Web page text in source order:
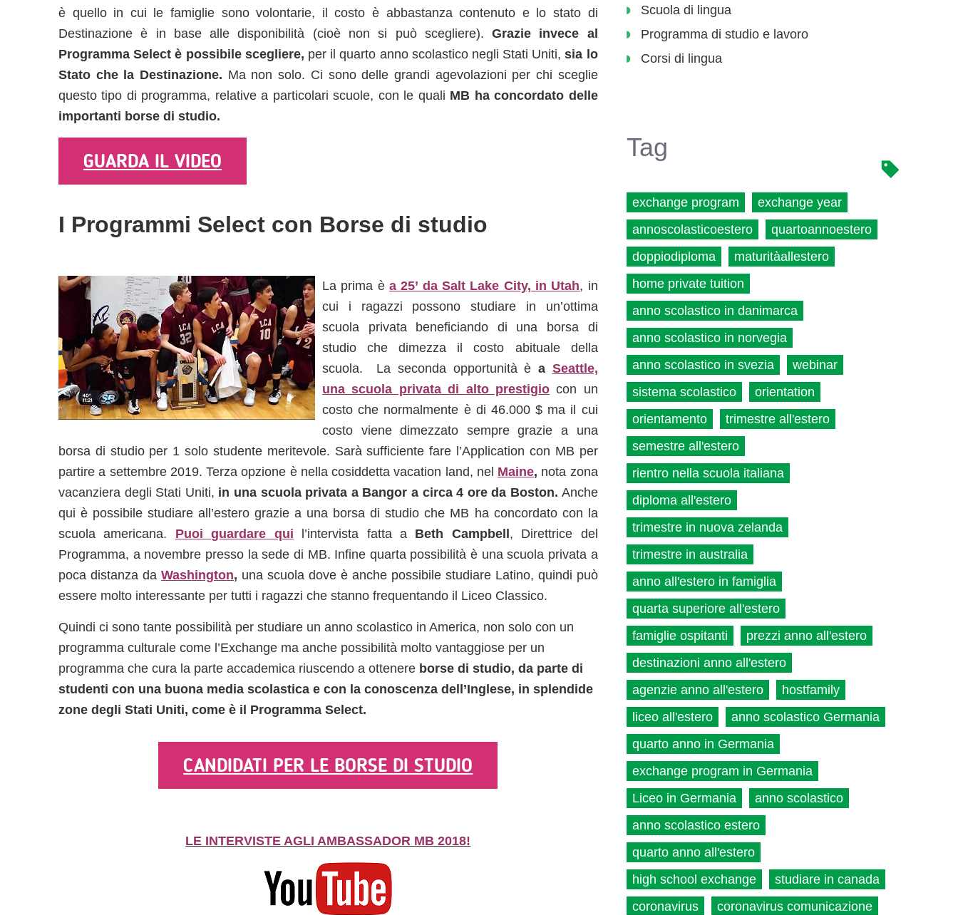
è quello in cui le famiglie sono volontarie, il costo è abbastanza contenuto e lo stato di
Destinazione è in base alle disponibilità (cioè non si può scegliere).Grazie invece al
Programma Select è possibile scegliere, per il quarto anno scolastico negli Stati Uniti,sia lo
Stato che la Destinazione. Ma non solo. Ci sono delle grandi agevolazioni per chi sceglie
questo tipo di programma, relative a particolari scuole, con le quali MB ha concordato delle
importanti borse di studio.
GUARDA IL VIDEO
I Programmi Select con Borse di studio
La prima è a 25’ da Salt Lake City, in Utah, in
cui i ragazzi possono studiare in un’ottima
scuola privata beneficiando di una borsa di
studio che dimezza il costo abituale della
scuola. La seconda opportunità è a Seattle,
una scuola privata di alto prestigiocon un
costo che normalmente è di 46.000 $ ma il cui
costo viene dimezzato sempre grazie a una
borsa di studio per 1 solo studente meritevole. Sarà sufficiente fare l’Application con MB per
partire a settembre 2019. Terza opzione è nella cosiddetta vacation land, nel Maine, nota zona
vacanziera degli Stati Uniti, in una scuola privata a Bangor a circa 4 ore da Boston. Anche
qui è possibile studiare all’estero grazie a una borsa di studio che MB ha concordato con la
scuola americana. Puoi guardare qui l’intervista fatta a Beth Campbell , Direttrice del
Programma, a novembre presso la sede di MB. Infine quarta possibilità è una scuola privata a
poca distanza da Washington, una scuola dove è anche possibile studiare Latino, quindi può
essere molto interessante per tutti i ragazzi che stanno frequentando il Liceo Classico.
Quindi ci sono tante possibilità per studiare un anno scolastico in America, non solo con un
programma culturale come l’Exchange ma anche possibilità molto vantaggiose per un
programma che cura la parte accademica riuscendo a ottenere borse di studio, da parte di
studenti con una buona media scolastica e con la conoscenza dell’Inglese, in splendide
zone degli Stati Uniti, come è il Programma Select.
CANDIDATI PER LE BORSE DI STUDIO
LE INTERVISTE AGLI AMBASSADOR MB 2018!
Scuola di lingua
Programma di studio e lavoro
Corsi di lingua
Tag
exchange program
exchange year
annoscolasticoestero
quartoannoestero
doppiodiploma
maturitàallestero
home private tuition
anno scolastico in danimarca
anno scolastico in norvegia
anno scolastico in svezia
webinar
sistema scolastico
orientation
orientamento
trimestre all'estero
semestre all'estero
rientro nella scuola italiana
diploma all'estero
trimestre in nuova zelanda
trimestre in australia
anno all'estero in famiglia
quarta superiore all'estero
famiglie ospitanti
prezzi anno all'estero
destinazioni anno all'estero
agenzie anno all'estero
hostfamily
liceo all'estero
anno scolastico Germania
quarto anno in Germania
exchange program in Germania
Liceo in Germania
anno scolastico
anno scolastico estero
quarto anno all'estero
high school exchange
studiare in canada
coronavirus
coronavirus comunicazione